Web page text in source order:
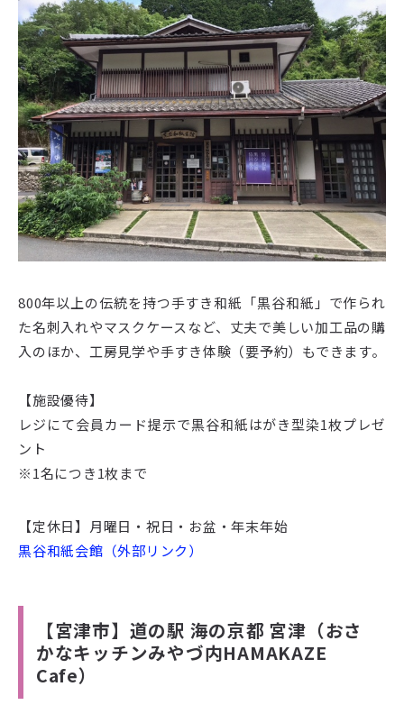
800年以上の伝統を持つ手すき和紙「黒谷和紙」で作られ
た名刺入れやマスクケースなど、丈夫で美しい加工品の購
入のほか、工房見学や手すき体験（要予約）もできます。
【施設優待】
レジにて会員カード提示で黒谷和紙はがき型染1枚プレゼ
ント
※1名につき1枚まで
【定休日】月曜日・祝日・お盆・年末年始
黒谷和紙会館（外部リンク）
【宮津市】道の駅 海の京都 宮津（おさ
かなキッチンみやづ内HAMAKAZE
Cafe）